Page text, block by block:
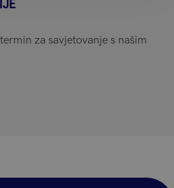
za savjetovanje s našim